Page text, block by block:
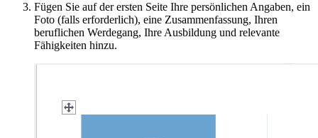
Fügen Sie auf der ersten Seite Ihre persönlichen Angaben, ein
Foto (falls erforderlich), eine Zusammenfassung, Ihren
beruflichen Werdegang, Ihre Ausbildung und relevante
Fähigkeiten hinzu.